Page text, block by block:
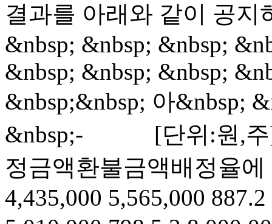
결과를 아래와 같이 공지
&nbsp; &nbsp; &nbsp;
&nbsp; &nbsp; &nbsp;
&nbsp;&nbsp; 아&nbsp;
&nbsp;- [단위:원,주]
정금액환불금액배정율에
4,435,000 5,565,000